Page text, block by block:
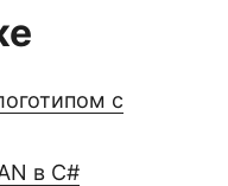
с
в C#